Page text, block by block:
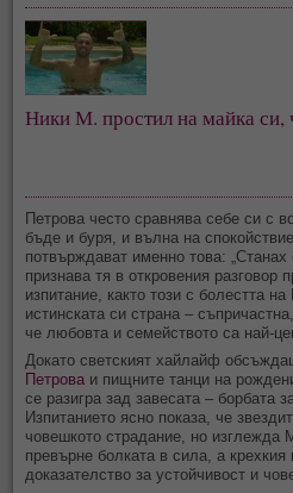
Ники М. простил на майка си,
Петрова често сравнява себе си с
бъде и буря, и вълна на
потвърждават именно това:
признава тя в откровения
изпитание, както този с болестта
истинската си страна –
че любовта и семейството са най-
Докато светският хайлайф
Петрова и пищните танци на
се разигра зад завесата – борбата
Изпитанието ясно показа, че
човешкото страдание, но изглежда
превърне болката в сила, а
доказателство за устойчивост и